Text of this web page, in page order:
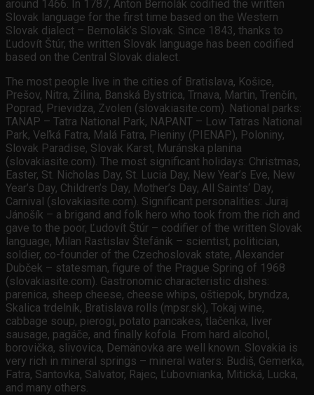
around 1466. In 1787, Anton Bernolák codified the written
Slovak language for the first time based on the Western
Slovak dialect – Bernolák’s Slovak. Since 1843, thanks to
Ľudovít Štúr, the written Slovak language has been codified
based on the Central Slovak dialect.
The most people live in the cities of Bratislava, Košice,
Prešov, Nitra, Žilina, Banská Bystrica, Trnava, Martin, Trenčín,
Poprad, Prievidza, Zvolen (slovakiasite.com). National parks:
TANAP – Tatra National Park, NAPANT – Low Tatras National
Park, Veľká Fatra, Malá Fatra, Pieniny (PIENAP), Poloniny,
Slovak Paradise, Slovak Karst, Muránska planina
(slovakiasite.com). The most significant holidays: Christmas,
Easter, St. Nicholas Day, St. Lucia Day, New Year’s Eve, New
Year’s Day, Children’s Day, Mother’s Day, All Saints‘ Day,
Carnival (slovakiasite.com). Significant personalities: Juraj
Jánošík – a brigand and folk hero who took from the rich and
gave to the poor, Ľudovít Štúr – codifier of the written Slovak
language, Milan Rastislav Štefánik – scientist, politician,
soldier, co-founder of the Czechoslovak state, Alexander
Dubček – statesman, figure of the Prague Spring of 1968
(slovakiasite.com). Gastronomic characteristic dishes:
parenica, sheep cheese, cheese whips, oštiepok, bryndza,
Skalica trdelník, Bratislava rolls (mpsr.sk), Tokaj wine,
cabbage soup, pierogi, potato pancakes, tlačenka, liver
sausage, pagáče, and finally kofola. From hard alcohol,
borovička, slivovica, Demänovka are well known. Slovakia is
very rich in mineral springs – mineral waters: Budiš, Gemerka,
Fatra, Santovka, Salvator, Rajec, Ľubovnianka, Mitická, Lucka,
and many others.